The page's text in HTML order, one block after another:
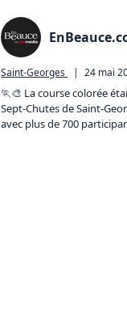
Saint-Georges | 24 mai
🏃🎨 La course colorée
Sept-Chutes de Saint-
avec plus de 700